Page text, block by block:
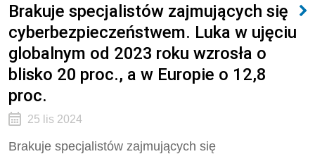
Brakuje specjalistów zajmujących się
cyberbezpieczeństwem. Luka w ujęciu
globalnym od 2023 roku wzrosła o
blisko 20 proc., a w Europie o 12,8
proc.
25 lis 2024
Brakuje specjalistów zajmujących się